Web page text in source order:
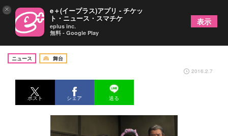
渡辺えり主演『おばこ』が開幕
ニュース
舞台
2016.2.7
ポスト シェア 送る
× e＋(イープラス)アプリ - チケッ
ト・ニュース・スマチケ
eplus inc.
無料 - Google Play
表示